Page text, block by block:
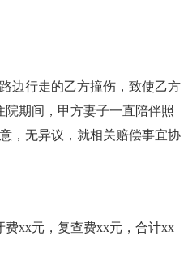
边行走的乙方撞伤，致使乙方
期间，甲方妻子一直陪伴照
，无异议，就相关赔偿事宜协
xx元，复查费xx元，合计xx